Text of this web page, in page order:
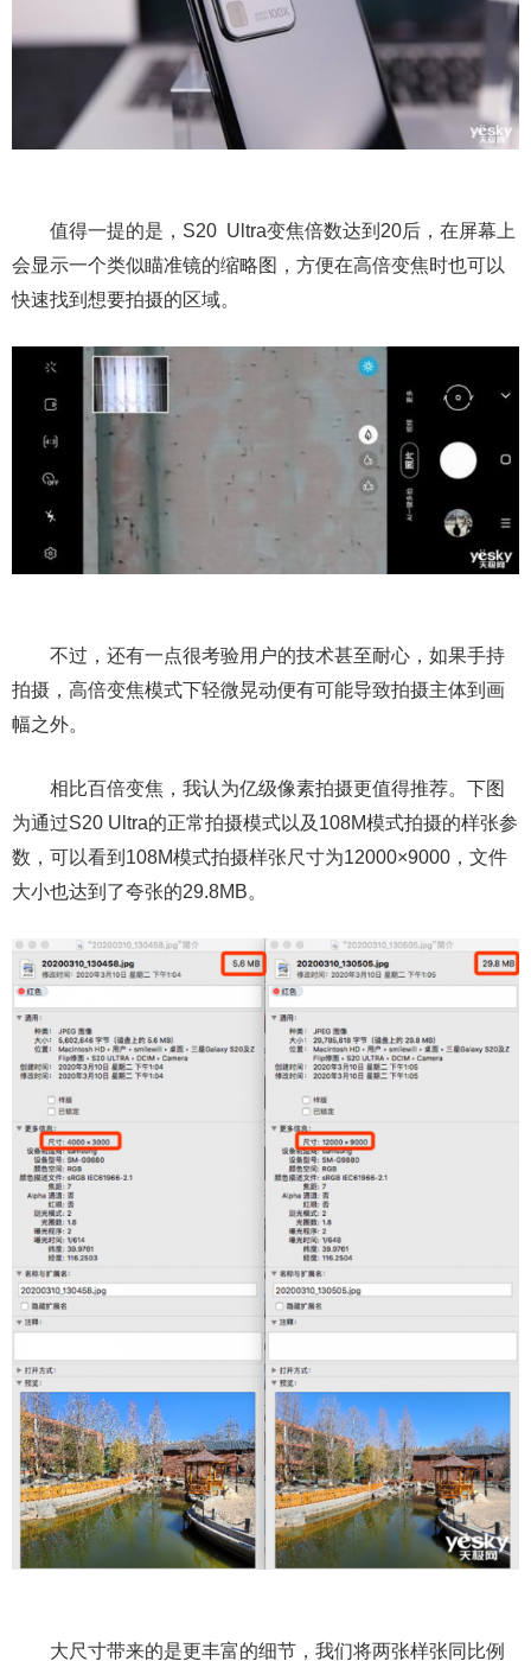
值得一提的是，S20 Ultra变焦倍数达到20后，在屏幕上
会显示一个类似瞄准镜的缩略图，方便在高倍变焦时也可以
快速找到想要拍摄的区域。
不过，还有一点很考验用户的技术甚至耐心，如果手持
拍摄，高倍变焦模式下轻微晃动便有可能导致拍摄主体到画
幅之外。
相比百倍变焦，我认为亿级像素拍摄更值得推荐。下图
为通过S20 Ultra的正常拍摄模式以及108M模式拍摄的样张参
数，可以看到108M模式拍摄样张尺寸为12000×9000，文件
大小也达到了夸张的29.8MB。
大尺寸带来的是更丰富的细节，我们将两张样张同比例